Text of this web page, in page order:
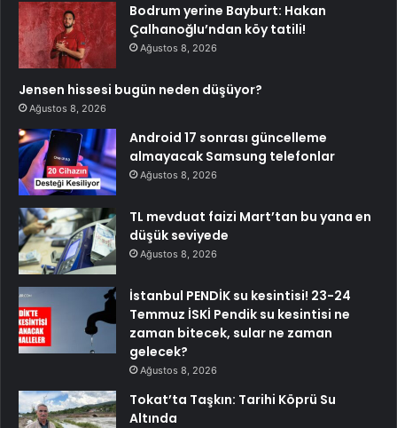
Bodrum yerine Bayburt: Hakan
Çalhanoğlu’ndan köy tatili!
Ağustos 8, 2026
Jensen hissesi bugün neden düşüyor?
Ağustos 8, 2026
Android 17 sonrası güncelleme
almayacak Samsung telefonlar
Ağustos 8, 2026
TL mevduat faizi Mart’tan bu yana en
düşük seviyede
Ağustos 8, 2026
İstanbul PENDİK su kesintisi! 23-24
Temmuz İSKİ Pendik su kesintisi ne
zaman bitecek, sular ne zaman
gelecek?
Ağustos 8, 2026
Tokat’ta Taşkın: Tarihi Köprü Su
Altında